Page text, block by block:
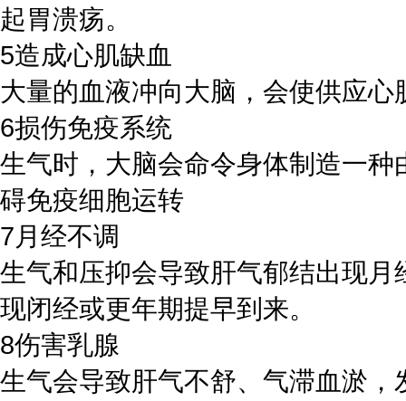
起胃溃疡。
5造成心肌缺血
大量的血液冲向大脑，会使供应
6损伤免疫系统
生气时，大脑会命令身体制造一
碍免疫细胞运转
7月经不调
生气和压抑会导致肝气郁结出现
现闭经或更年期提早到来。
8伤害乳腺
生气会导致肝气不舒、气滞血淤，